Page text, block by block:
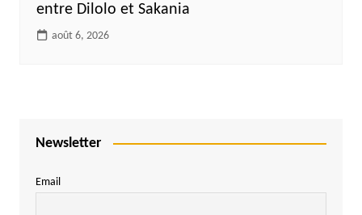
entre Dilolo et Sakania
août 6, 2026
Newsletter
Email